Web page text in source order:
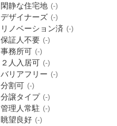
閑静な住宅地 (-)
デザイナーズ (-)
リノベーション済 (-)
保証人不要 (-)
事務所可 (-)
２人入居可 (-)
バリアフリー (-)
分割可 (-)
分譲タイプ (-)
管理人常駐 (-)
眺望良好 (-)